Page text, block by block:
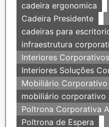
cadeira ergonomica
Cadeira Presidente
cadeiras para
infraestrutura
Interiores Corporativos
Interiores Soluções
Mobiliário Corporativo
mobiliário corporativo
Poltrona Corporativa
Poltrona de Espera